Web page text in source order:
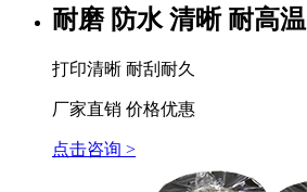
耐磨 防水 清晰 耐高温
打印清晰 耐刮耐久
厂家直销 价格优惠
点击咨询 >